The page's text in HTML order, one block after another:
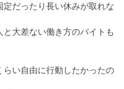
だったり長い休みが取れな
大差ない働き方のバイトも
い自由に行動したかったの